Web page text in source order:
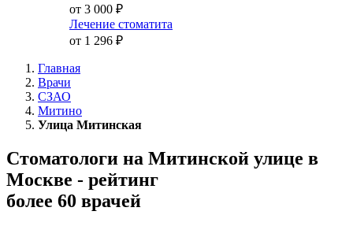
от 3 000 ₽
Лечение стоматита
от 1 296 ₽
Главная
Врачи
СЗАО
Митино
Улица Митинская
Стоматологи на Митинской улице в
Москве - рейтинг
более 60 врачей